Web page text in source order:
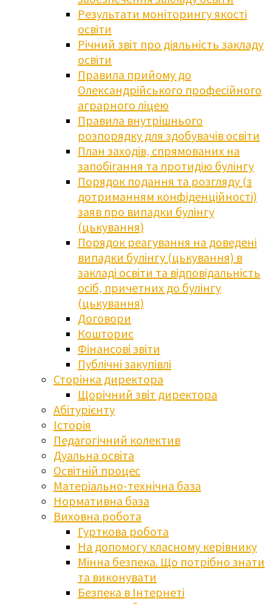
Результати моніторингу якості
освіти
Річний звіт про діяльність закладу
освіти
Правила прийому до
Олександрійського професійного
аграрного ліцею
Правила внутрішнього
розпорядку для здобувачів освіти
План заходів, спрямованих на
запобігання та протидію булінгу
Порядок подання та розгляду (з
дотриманням конфіденційності)
заяв про випадки булінгу
(цькування)
Порядок реагування на доведені
випадки булінгу (цькування) в
закладі освіти та відповідальність
осіб, причетних до булінгу
(цькування)
Договори
Кошторис
Фінансові звіти
Публічні закупівлі
Сторінка директора
Щорічний звіт директора
Абітурієнту
Історія
Педагогічний колектив
Дуальна освіта
Освітній процес
Матеріально-технічна база
Нормативна база
Виховна робота
Гурткова робота
На допомогу класному керівнику
Мінна безпека. Що потрібно знати
та виконувати
Безпека в Інтернеті